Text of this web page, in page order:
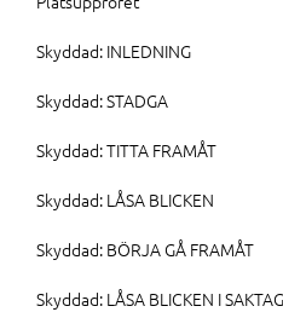
Skyddad: INLEDNING
Skyddad: STADGA
Skyddad: TITTA FRAMÅT
Skyddad: LÅSA BLICKEN
Skyddad: BÖRJA GÅ FRAMÅT
Skyddad: LÅSA BLICKEN I